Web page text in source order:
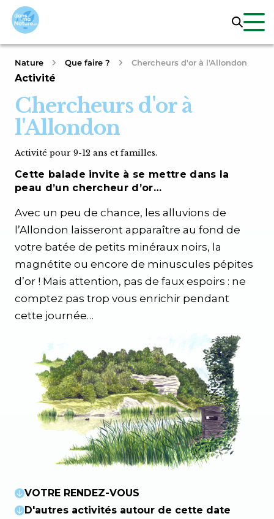
Nature Que faire ? Chercheurs d'or à l'Allondon
Activité
Chercheurs d'or à
l'Allondon
Activité pour 9-12 ans et familles.
Cette balade invite à se mettre dans la
peau d’un chercheur d’or…
Avec un peu de chance, les alluvions de
l’Allondon laisseront apparaître au fond de
votre batée de petits minéraux noirs, la
magnétite ou encore de minuscules pépites
d’or ! Mais attention, pas de faux espoirs : ne
comptez pas trop vous enrichir pendant
cette journée…
VOTRE RENDEZ-VOUS
D'autres activités autour de cette date